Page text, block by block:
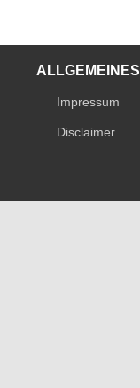
ALLGEMEINES
Impressum
Disclaimer